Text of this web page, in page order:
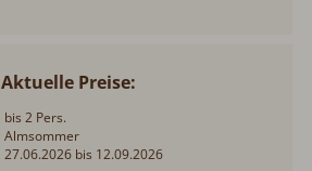
Aktuelle Preise:
bis 2 Pers.
Almsommer
27.06.2026 bis 12.09.2026